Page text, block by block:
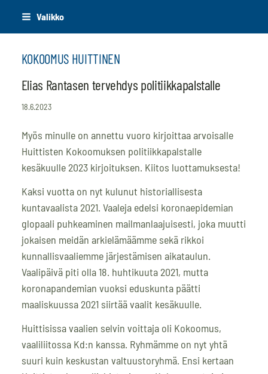
Siirry
Valikko
KOKOOMUS HUITTINEN
Elias Rantasen tervehdys politiikkapalstalle
18.6.2023
Myös minulle on annettu vuoro kirjoittaa arvoisalle
Huittisten Kokoomuksen politiikkapalstalle
kesäkuulle 2023 kirjoituksen. Kiitos luottamuksesta!
Kaksi vuotta on nyt kulunut historiallisesta
kuntavaalista 2021. Vaaleja edelsi koronaepidemian
glopaali puhkeaminen mailmanlaajuisesti, joka muutti
jokaisen meidän arkielämäämme sekä rikkoi
kunnallisvaaliemme järjestämisen aikataulun.
Vaalipäivä piti olla 18. huhtikuuta 2021, mutta
koronapandemian vuoksi eduskunta päätti
maaliskuussa 2021 siirtää vaalit kesäkuulle.
Huittisissa vaalien selvin voittaja oli Kokoomus,
vaaliliitossa Kd:n kanssa. Ryhmämme on nyt yhtä
suuri kuin keskustan valtuustoryhmä. Ensi kertaan